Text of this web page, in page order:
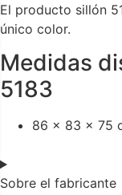
El producto sillón
único color.
Medidas
5183
86 x 83 x 75
Sobre el fabricante